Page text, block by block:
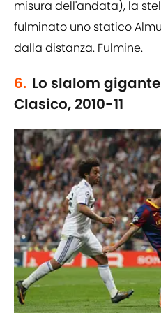
misura dell'andata), la
fulminato uno statico
dalla distanza. Fulmine.
6. Lo slalom
Clasico, 2010-11